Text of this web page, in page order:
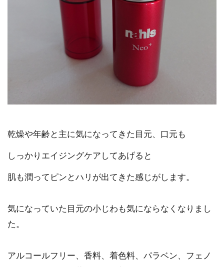
乾燥や年齢と主に気になってきた目元、口元も
しっかりエイジングケアしてあげると
肌も潤ってピンとハリが出てきた感じがします。
気になっていた目元の小じわも気にならなくなりまし
た。
アルコールフリー、香料、着色料、パラベン、フェノ